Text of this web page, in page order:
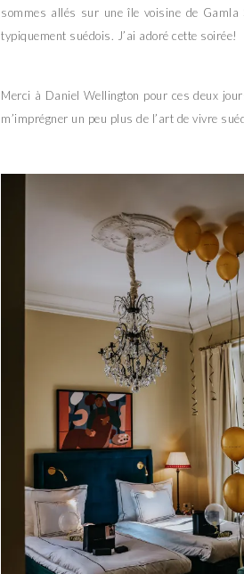
sommes allés sur une île voisine de
typiquement suédois. J’ai adoré cette soirée!
Merci à Daniel Wellington pour ces deux
m’imprégner un peu plus de l’art de vivre